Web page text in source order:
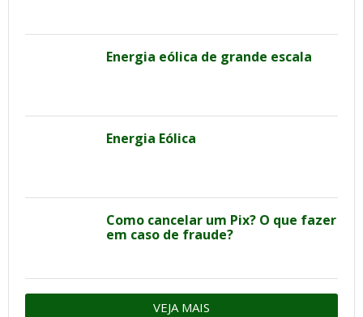
Energia eólica de grande escala
Energia Eólica
Como cancelar um Pix? O que fazer
em caso de fraude?
VEJA MAIS